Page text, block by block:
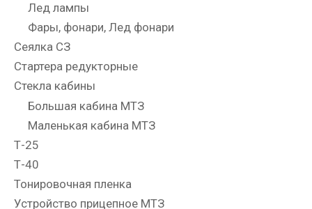
Лед лампы
Фары, фонари, Лед фонари
Сеялка СЗ
Стартера редукторные
Стекла кабины
Большая кабина МТЗ
Маленькая кабина МТЗ
Т-25
Т-40
Тонировочная пленка
Устройство прицепное МТЗ